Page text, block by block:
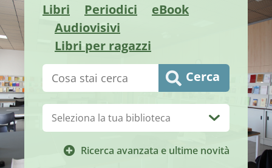
Libri Periodici
eBook
Audiovisivi
Libri per ragazzi
Cerca su "Catalogo" Cerca
Ricerca avanzata e ultime novità
Biblioteca: